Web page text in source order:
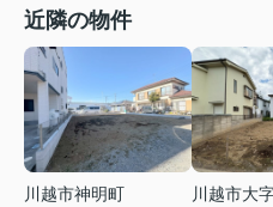
近隣の物件
川越市神明町
川越市大